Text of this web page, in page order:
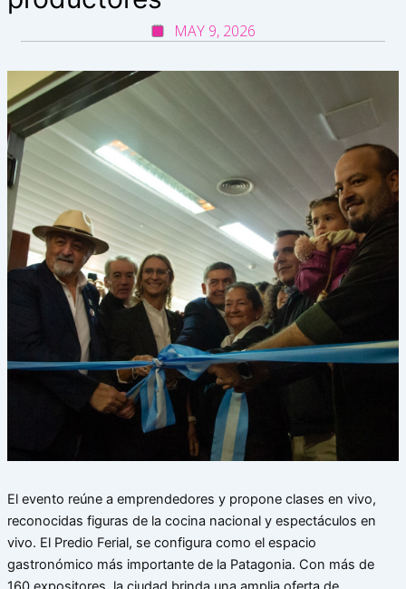
MAY 9, 2026
El evento reúne a emprendedores y propone clases en vivo,
reconocidas figuras de la cocina nacional y espectáculos en
vivo. El Predio Ferial, se configura como el espacio
gastronómico más importante de la Patagonia. Con más de